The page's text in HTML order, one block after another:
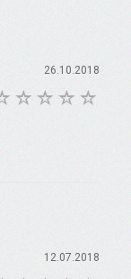
26.10.2018
12.07.2018